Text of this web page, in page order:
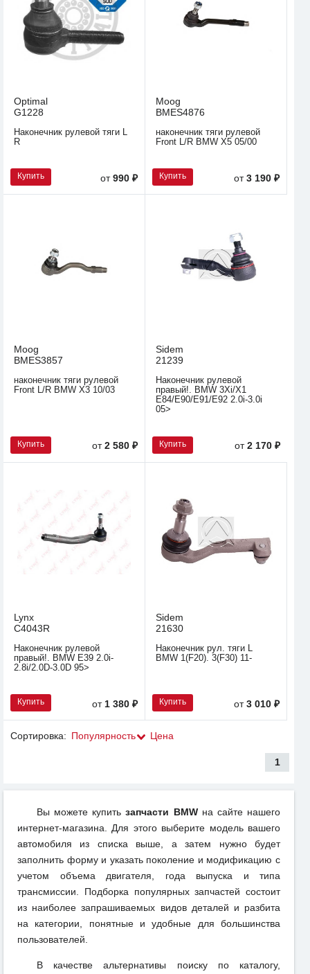
Optimal
G1228
Наконечник рулевой тяги L
R
Купить от990 ₽
Moog
BMES4876
наконечник тяги рулевой
Front L/R BMW X5 05/00
Купить от3 190 ₽
Moog
BMES3857
наконечник тяги рулевой
Front L/R BMW X3 10/03
Купить от2 580 ₽
Sidem
21239
Наконечник рулевой
правый!. BMW 3Xi/X1
E84/E90/E91/E92 2.0i-3.0i
05>
Купить от2 170 ₽
Lynx
C4043R
Наконечник рулевой
правый!. BMW E39 2.0i-
2.8i/2.0D-3.0D 95>
Купить от 1 380 ₽
Sidem
21630
Наконечник рул. тяги L
BMW 1(F20). 3(F30) 11-
Купить от3 010 ₽
Сортировка: Популярность Цена
1
Вы можете купитьзапчасти BMWна сайте нашего
интернет-магазина. Для этого выберите модель вашего
автомобиля из списка выше, а затем нужно будет
заполнить форму и указать поколение и модификацию с
учетом объема двигателя, года выпуска и типа
трансмиссии. Подборка популярных запчастей состоит
из наиболее запрашиваемых видов деталей и разбита
на категории, понятные и удобные для большинства
пользователей.
В качестве альтернативы поиску по каталогу,